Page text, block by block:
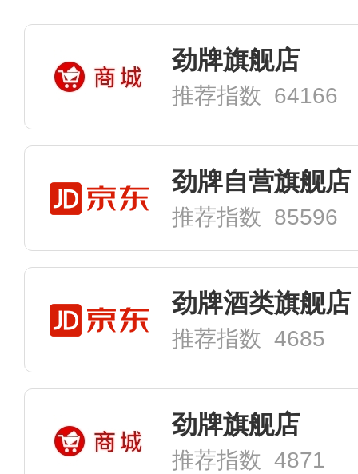
劲牌旗舰店
推荐指数 64166
劲牌自营旗舰店
推荐指数 85596
劲牌酒类旗舰店
推荐指数 4685
劲牌旗舰店
推荐指数 4871